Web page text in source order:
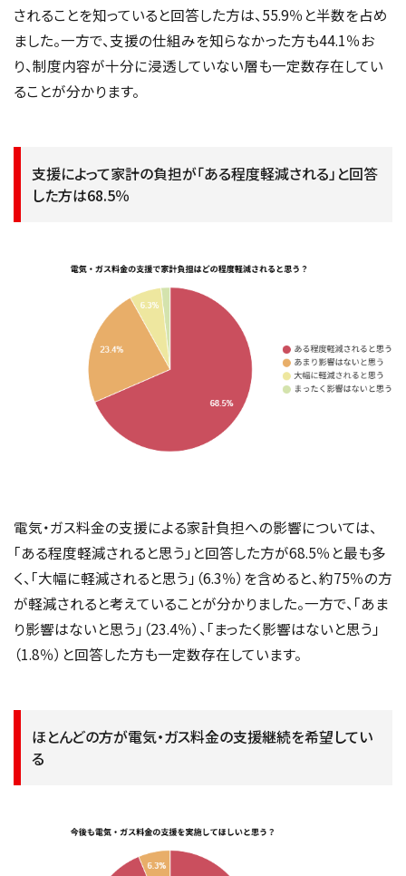
されることを知っていると回答した方は、55.9％と半数を占め
ました。一方で、支援の仕組みを知らなかった方も44.1％お
り、制度内容が十分に浸透していない層も一定数存在してい
ることが分かります。
支援によって家計の負担が「ある程度軽減される」と回答
した方は68.5％
電気・ガス料金の支援による家計負担への影響については、
「ある程度軽減されると思う」と回答した方が68.5％と最も多
く、「大幅に軽減されると思う」（6.3％）を含めると、約75％の方
が軽減されると考えていることが分かりました。一方で、「あま
り影響はないと思う」（23.4％）、「まったく影響はないと思う」
（1.8％）と回答した方も一定数存在しています。
ほとんどの方が電気・ガス料金の支援継続を希望してい
る